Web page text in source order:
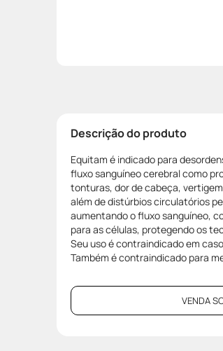
Descrição do produto
Equitam é indicado para
fluxo sanguíneo cerebral como
tonturas, dor de cabeça,
além de distúrbios circulatórios
aumentando o fluxo sanguíneo,
para as células, protegendo os
Seu uso é contraindicado em
Também é contraindicado para
VENDA